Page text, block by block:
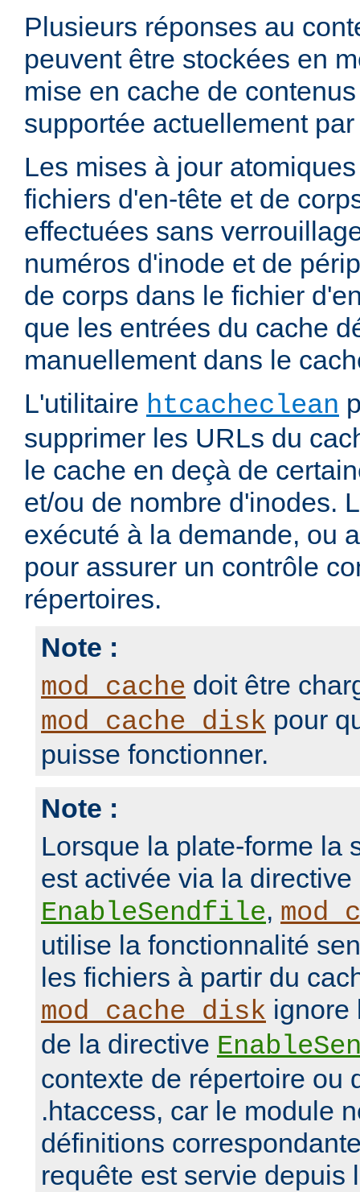
Plusieurs réponses au
peuvent être stockées en
mise en cache de
supportée actuellement
Les mises à jour
fichiers d'en-tête et de
effectuées sans
numéros d'inode et de
de corps dans le fichier
que les entrées du cache
manuellement dans le
L'utilitaire htcacheclean
supprimer les URLs du
le cache en deçà de
et/ou de nombre d'inodes.
exécuté à la demande, ou
pour assurer un contrôle
répertoires.
Note :
mod_cache doit être
mod_cache_disk pour
puisse fonctionner.
Note :
Lorsque la plate-forme la
est activée via la directive
EnableSendfile,
utilise la fonctionnalité
les fichiers à partir du
mod_cache_disk ignore
de la directive
contexte de répertoire ou
.htaccess, car le module
définitions
requête est servie depuis